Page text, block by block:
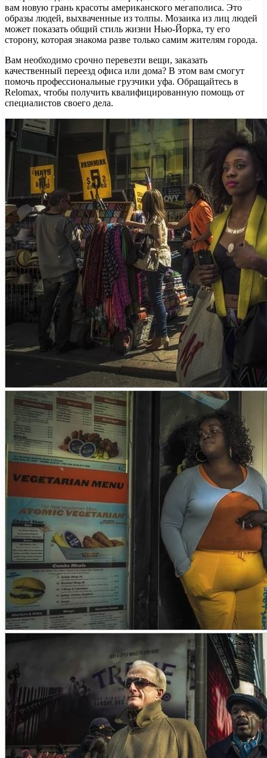
вам новую грань красоты американского мегаполиса. Это
образы людей, выхваченные из толпы. Мозаика из лиц людей
может показать общий стиль жизни Нью-Йорка, ту его
сторону, которая знакома разве только самим жителям города.
Вам необходимо срочно перевезти вещи, заказать
качественный переезд офиса или дома? В этом вам смогут
помочь профессиональные грузчики уфа. Обращайтесь в
Relomax, чтобы получить квалифицированную помощь от
специалистов своего дела.